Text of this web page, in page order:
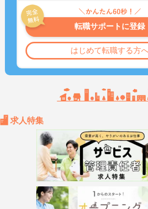
転職サポートに登録
はじめて転職する方
求人特集